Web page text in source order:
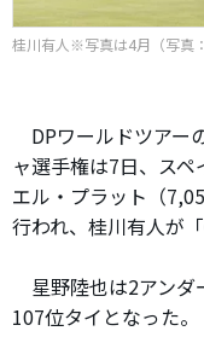
桂川有人※写真は4月（写真
DPワールドツアー
ャ選手権は7日、ス
エル・プラット（
行われ、桂川有人が
星野陸也は2アンダ
107位タイとなった。